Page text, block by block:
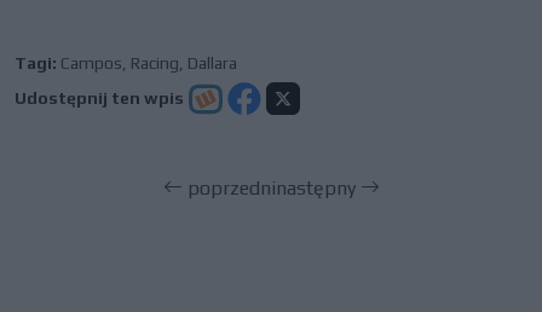
Tagi: Campos Racing Dallara
Udostępnij ten wpis
poprzedninastępny